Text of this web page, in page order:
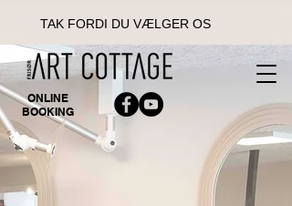
ONLINE
BOOKING
TAK FORDI DU VÆLGER OS